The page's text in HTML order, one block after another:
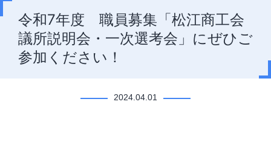
令和7年度 職員募集「松江商工会
議所説明会・一次選考会」にぜひご
参加ください！
2024.04.01